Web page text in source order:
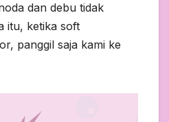
dan debu tidak
itu, ketika soft
panggil saja kami ke